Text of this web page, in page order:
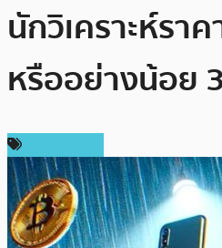
นักวิเคราะห์รา
หรืออย่างน้อย